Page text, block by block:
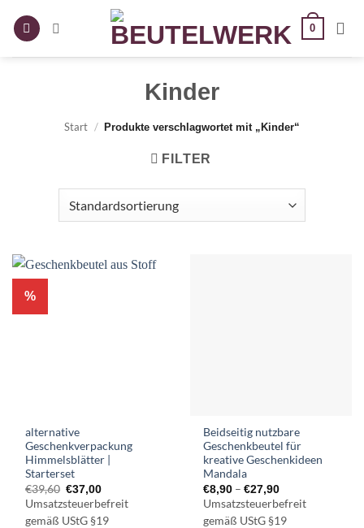
Inhalt
0
Kinder
Start / Produkte verschlagwortet mit „Kinder“
FILTER
%
alternative
Geschenkverpackung
Himmelsblätter |
Starterset
€39,60 Ursprünglicher
Preis
war:
€39,60
€37,00Aktueller
Preis
ist:
€37,00.
Umsatzsteuerbefreit
gemäß UStG §19
Beidseitig nutzbare
Geschenkbeutel für
kreative Geschenkideen
Mandala
€8,90 –€27,90Preisspanne:
€8,90
bis
€27,90
Umsatzsteuerbefreit
gemäß UStG §19